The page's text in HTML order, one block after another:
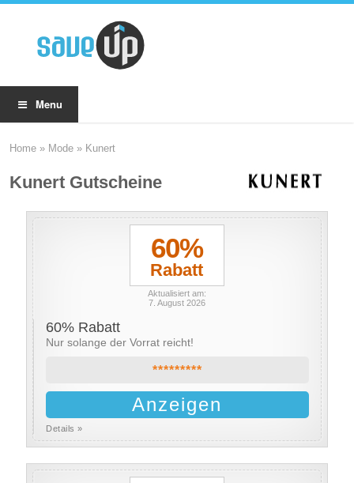
Menu
Home » Mode » Kunert
Kunert Gutscheine
60%
Rabatt
Aktualisiert am:
7. August 2026
60% Rabatt
Nur solange der Vorrat reicht!
*********
Anzeigen
Details »